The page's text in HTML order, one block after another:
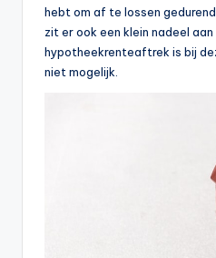
hebt om af te lossen
zit er ook een klein nadeel
hypotheekrenteaftrek is bij
niet mogelijk.